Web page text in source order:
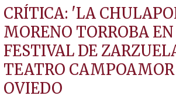
CRÍTICA: 'LA
MORENO TORROBA
FESTIVAL DE
TEATRO CAMPOAMOR
OVIEDO